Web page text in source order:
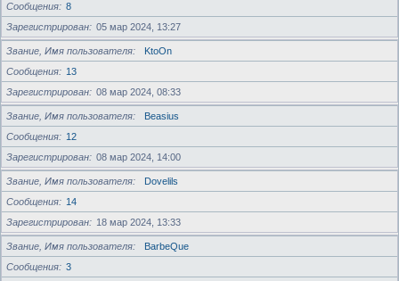
Сообщения
8
Зарегистрирован
05 мар 2024, 13:27
Звание, Имя пользователя
KtoOn
Сообщения
13
Зарегистрирован
08 мар 2024, 08:33
Звание, Имя пользователя
Beasius
Сообщения
12
Зарегистрирован
08 мар 2024, 14:00
Звание, Имя пользователя
Dovelils
Сообщения
14
Зарегистрирован
18 мар 2024, 13:33
Звание, Имя пользователя
BarbeQue
Сообщения
3